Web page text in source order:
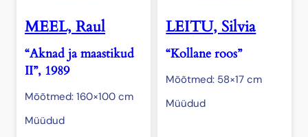
MEEL, Raul
“Aknad ja maastikud
II”, 1989
Mõõtmed: 160×100 cm
Müüdud
LEITU, Silvia
“Kollane roos”
Mõõtmed: 58×17 cm
Müüdud